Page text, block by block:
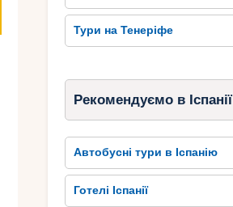
Тури на Тенеріфе
Рекомендуємо в Іспанії
Автобусні тури в Іспанію
Готелі Іспанії